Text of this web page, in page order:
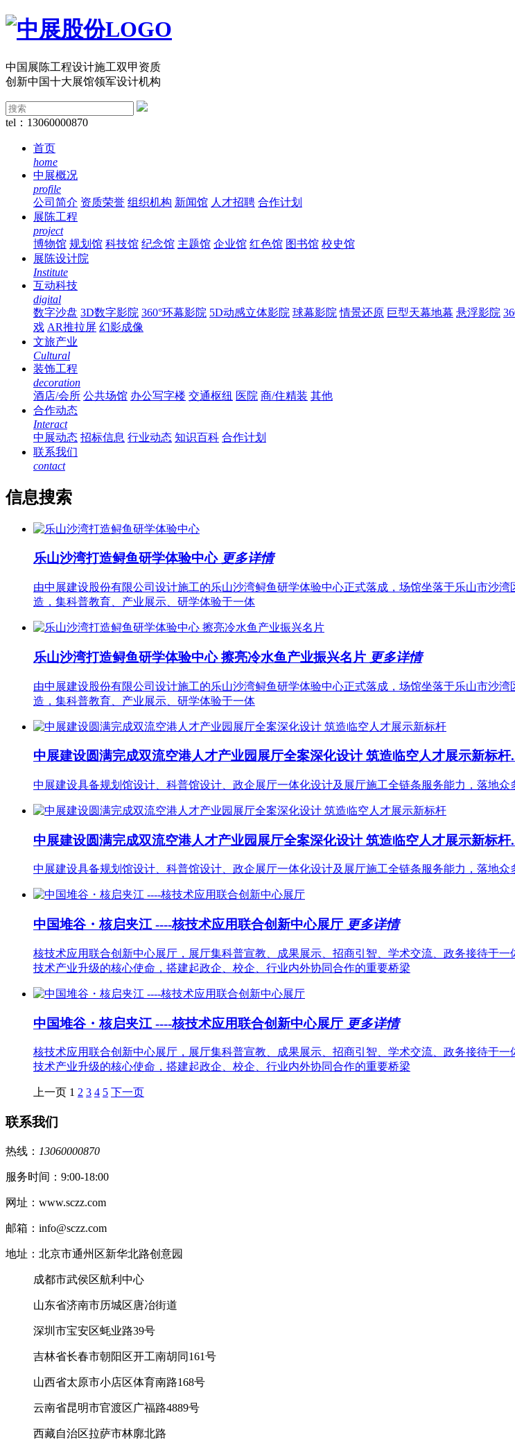
中国展陈工程设计施工双甲资质
创新中国十大展馆领军设计机构
tel：13060000870
首页
home
中展概况
profile
公司简介 资质荣誉 组织机构 新闻馆 人才招聘 合作计划
展陈工程
project
博物馆 规划馆 科技馆 纪念馆 主题馆 企业馆 红色馆 图书馆 校史馆
展陈设计院
Institute
互动科技
digital
数字沙盘 3D数字影院 360°环幕影院 5D动感立体影院 球幕影院 情景还原 巨型天幕地幕 悬浮影院
戏 AR推拉屏 幻影成像
文旅产业
Cultural
装饰工程
decoration
酒店/会所 公共场馆 办公写字楼 交通枢纽 医院 商/住精装 其他
合作动态
Interact
中展动态 招标信息 行业动态 知识百科 合作计划
联系我们
contact
信息搜索
乐山沙湾打造鲟鱼研学体验中心 更多详情
由中展建设股份有限公司设计施工的乐山沙湾鲟鱼研学体验中心正式落成，场馆坐落于乐山市沙
造，集科普教育、产业展示、研学体验于一体
乐山沙湾打造鲟鱼研学体验中心 擦亮冷水鱼产业振兴名片 更多详情
由中展建设股份有限公司设计施工的乐山沙湾鲟鱼研学体验中心正式落成，场馆坐落于乐山市沙
造，集科普教育、产业展示、研学体验于一体
中展建设圆满完成双流空港人才产业园展厅全案深化设计 筑造临空人才展示新标杆
中展建设具备规划馆设计、科普馆设计、政企展厅一体化设计及展厅施工全链条服务能力，落地众
中展建设圆满完成双流空港人才产业园展厅全案深化设计 筑造临空人才展示新标杆
中展建设具备规划馆设计、科普馆设计、政企展厅一体化设计及展厅施工全链条服务能力，落地众
中国堆谷・核启夹江 ----核技术应用联合创新中心展厅 更多详情
核技术应用联合创新中心展厅，展厅集科普宣教、成果展示、招商引智、学术交流、政务接待于
技术产业升级的核心使命，搭建起政企、校企、行业内外协同合作的重要桥梁
中国堆谷・核启夹江 ----核技术应用联合创新中心展厅 更多详情
核技术应用联合创新中心展厅，展厅集科普宣教、成果展示、招商引智、学术交流、政务接待于
技术产业升级的核心使命，搭建起政企、校企、行业内外协同合作的重要桥梁
上一页 1 2 3 4 5 下一页
联系我们
热线： 13060000870
服务时间：9:00-18:00
网址：www.sczz.com
邮箱：info@sczz.com
地址：北京市通州区新华北路创意园
成都市武侯区航利中心
山东省济南市历城区唐冶街道
深圳市宝安区蚝业路39号
吉林省长春市朝阳区开工南胡同161号
山西省太原市小店区体育南路168号
云南省昆明市官渡区广福路4889号
西藏自治区拉萨市林廓北路